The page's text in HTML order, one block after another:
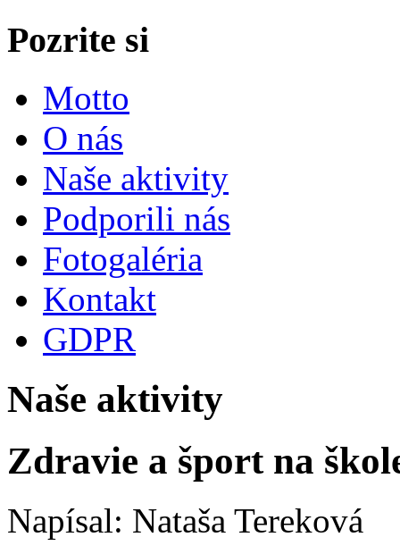
Pozrite si
Motto
O nás
Naše aktivity
Podporili nás
Fotogaléria
Kontakt
GDPR
Naše aktivity
Zdravie a šport na
Napísal: Nataša Tereková